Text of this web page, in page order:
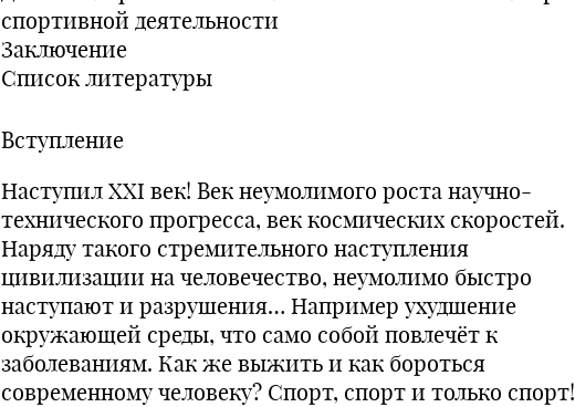
спортивной деятельности
Заключение
Список литературы
Вступление
Наступил XXI век! Век неумолимого роста научно-
технического прогресса, век космических скоростей.
Наряду такого стремительного наступления
цивилизации на человечество, неумолимо быстро
наступают и разрушения… Например ухудшение
окружающей среды, что само собой повлечёт к
заболеваниям. Как же выжить и как бороться
современному человеку? Спорт, спорт и только спорт!